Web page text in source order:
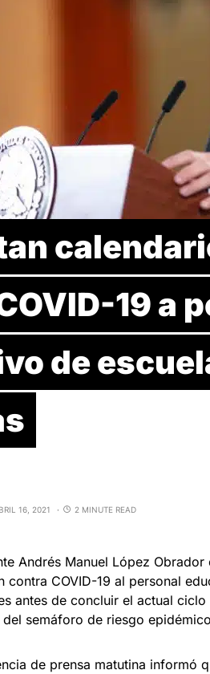
19 a
de
16, 2021 2 MINUTE READ
Andrés Manuel López
contra COVID-19 al personal
antes de concluir el actual
semáforo de riesgo
de prensa matutina informó